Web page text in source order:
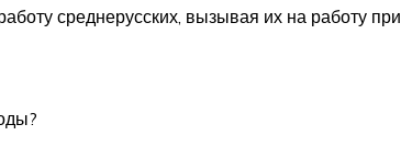
среднерусских, вызывая их на работу при